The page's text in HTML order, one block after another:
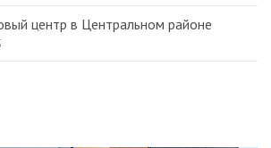
центр в Центральном районе